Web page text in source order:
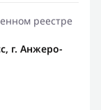
реестре
г. Анжеро-